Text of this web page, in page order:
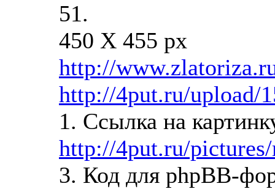
51.
450 X 455 px
http://
http://4put.ru/upload/
1. Ссылка на
http://4put.ru/
3. Код для phpBB-